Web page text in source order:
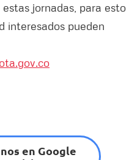
jornadas, para esto
interesados pueden
en Google